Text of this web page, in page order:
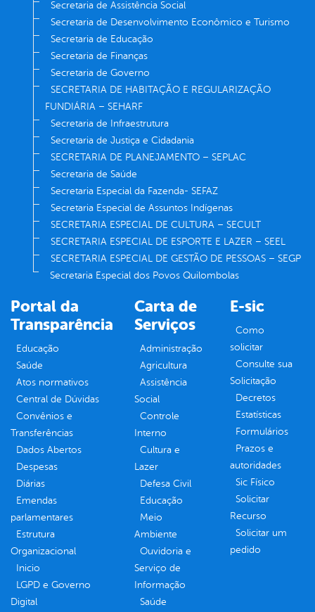
Secretaria de Assistência Social
Secretaria de Desenvolvimento Econômico e Turismo
Secretaria de Educação
Secretaria de Finanças
Secretaria de Governo
SECRETARIA DE HABITAÇÃO E REGULARIZAÇÃO
FUNDIÁRIA – SEHARF
Secretaria de Infraestrutura
Secretaria de Justiça e Cidadania
SECRETARIA DE PLANEJAMENTO – SEPLAC
Secretaria de Saúde
Secretaria Especial da Fazenda- SEFAZ
Secretaria Especial de Assuntos Indígenas
SECRETARIA ESPECIAL DE CULTURA – SECULT
SECRETARIA ESPECIAL DE ESPORTE E LAZER – SEEL
SECRETARIA ESPECIAL DE GESTÃO DE PESSOAS – SEGP
Secretaria Especial dos Povos Quilombolas
Portal da
Transparência
Educação
Saúde
Atos normativos
Central de Dúvidas
Convênios e
Transferências
Dados Abertos
Despesas
Diárias
Emendas
parlamentares
Estrutura
Organizacional
Inicio
LGPD e Governo
Digital
Carta de
Serviços
Administração
Agricultura
Assistência
Social
Controle
Interno
Cultura e
Lazer
Defesa Civil
Educação
Meio
Ambiente
Ouvidoria e
Serviço de
Informação
Saúde
E-sic
Como
solicitar
Consulte sua
Solicitação
Decretos
Estatísticas
Formulários
Prazos e
autoridades
Sic Físico
Solicitar
Recurso
Solicitar um
pedido